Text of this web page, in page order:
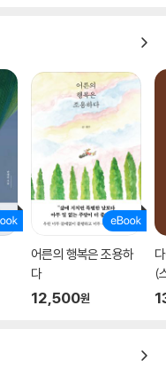
어른의 행복은 조용하
다
12,500원
(